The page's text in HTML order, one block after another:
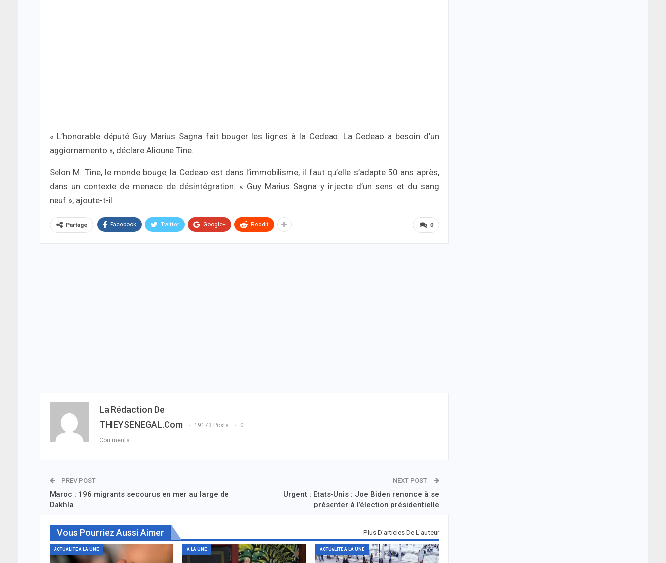
« L’honorable député Guy Marius Sagna fait bouger les lignes à la Cedeao. La Cedeao a besoin d’un
aggiornamento », déclare Alioune Tine.
Selon M. Tine, le monde bouge, la Cedeao est dans l’immobilisme, il faut qu’elle s’adapte 50 ans après,
dans un contexte de menace de désintégration. « Guy Marius Sagna y injecte d’un sens et du sang
neuf », ajoute-t-il.
0
Partage Facebook Twitter Google+ ReddIt
La Rédaction De
THIEYSENEGAL.com
19173 Posts 0
Comments
PREV POST
Maroc : 196 migrants secourus en mer au large de
Dakhla
NEXT POST
Urgent : Etats-Unis : Joe Biden renonce à se
présenter à l’élection présidentielle
Vous Pourriez Aussi Aimer Plus D'articles De L'auteur
ACTUALITÉ À LA UNE A LA UNE ACTUALITÉ À LA UNE